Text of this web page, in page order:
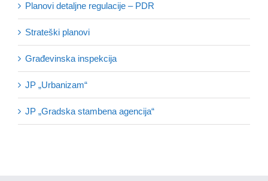
Planovi detaljne regulacije – PDR
Strateški planovi
Građevinska inspekcija
JP „Urbanizam“
JP „Gradska stambena agencija“